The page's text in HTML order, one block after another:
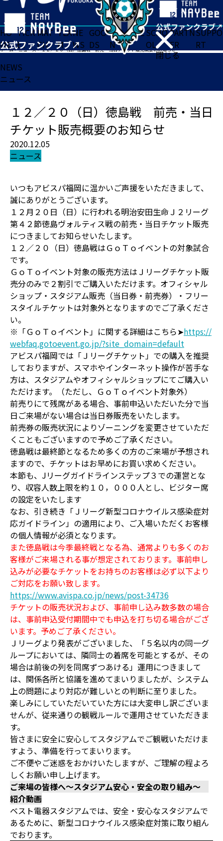
閉じる
HO
ME
TICK
ET
MAT
CH
TEA
M
NE
WS
GOO
DS
FA
N
ACADE
MY
SCHO
OL
PARTN
ER
SUPPO
RT
ホーム>ニュース>１２／２０（日）徳島戦 前売・当日チケット販売概要のお知らせ
NEWS
ニュース
１２／２０（日）徳島戦 前売・当日
チケット販売概要のお知らせ
2020.12.05
ニュース
いつもアビスパ福岡に温かいご声援をいただきまして、
誠にありがとうございます。
１２月２０日（日）に行われる明治安田生命Ｊ２リーグ
第４２節徳島ヴォルティス戦の前売・当日チケット販売
につきましてお知らせいたします。
１２／２０（日）徳島戦はＧｏＴｏイベントの対象試合
です。
ＧｏＴｏイベント対象の販売方法はＪリーグチケット販
売分のみで２割引でご購入いただけます。オフィシャル
ショップ・スタジアム販売（当日券・前売券）・フリー
スタイルチケットは対象外となりますのでご了承くださ
い。
※「ＧｏＴｏイベント」に関する詳細はこちら➤https://
webfaq.gotoevent.go.jp/?site_domain=default
アビスパ福岡では「Ｊリーグチケット」での購入を推奨
しておりますが、スマホやインターネット操作が苦手な
方は、スタジアムやオフィシャルショップにてご購入い
ただけます。（ただし、ＧｏＴｏイベント対象外）
前売りにて残席がある場合、事前申込いただいた分で当
日ご来場がない場合は当日券販売をいたします。
前売券の販売状況によりゾーニングを変更させていただ
くこともございますので予めご了承ください。
徳島戦は最終節となるため多くの方のご来場が予想され
ますので、チケットはお早めにお買い求めください。
本節も、Jリーグガイドラインステップ３での運営とな
り、収容人数上限を約１０，０００人とし、ビジター席
の設定をいたします
なお、引き続き「Ｊリーグ新型コロナウイルス感染症対
応ガイドライン」の適用により、ご入場いただくお客様
の個人情報が必須となります。
また徳島戦は今季最終戦となる為、通常よりも多くのお
客様がご来場される事が想定されております。事前申し
込みが必要なチケットをお持ちのお客様は必ず以下より
ご対応をお願い致します。
https://www.avispa.co.jp/news/post-34736
チケットの販売状況および、事前申し込み数多数の場合
は、事前申込受付期間中でも申込を打ち切る場合がござ
います。予めご了承ください。
Ｊリーグより発表がございました、「５名以内の同一グ
ループにおいては、隣同士の着席を可能とするが、その
場合は前後の列を同席ずつあける」運用につきまして
は、関係各所と協議を進めてまいりましたが、システム
上の問題により対応が難しいとの判断に至りました。
楽しみにしていただいていた方には大変申し訳ございま
せんが、従来通りの観戦ルールで運用させていただきま
す。
皆さまに安全に安心してスタジアムでご観戦いただけま
すよう、準備を行ってまいります。
ご不便やご迷惑をおかけいたしますが、ご理解の程よろ
しくお願い申し上げます。
ご来場の皆様へ〜スタジアム安心・安全の取り組み〜
紹介動画
ベスト電器スタジアムでは、安全・安心なスタジアムで
あるために、新型コロナウイルス感染症対策に取り組ん
でおります。